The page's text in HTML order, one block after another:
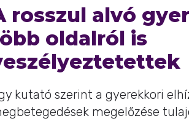
rosszul alvó
oldalról is
kutató szerint a gyerekkori
megelőzése